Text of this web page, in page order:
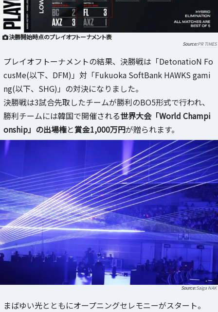
決勝開始時点のプレイオフトーナメント表
PR TIMES
プレイオフトーナメントの結果、決勝戦は「DetonatioN Fo
cusMe(以下、DFM)」対「Fukuoka SoftBank HAWKS gami
ng(以下、SHG)」の対決になりました。
決勝戦は3試合先取したチームが勝利のBO5形式で行われ、
勝利チームには韓国で開催される世界大会「World Champi
onship」の出場権と賞金1,000万円が贈られます。
Saiga NAK
まばゆい光とともにオープニングセレモニーがスタート。